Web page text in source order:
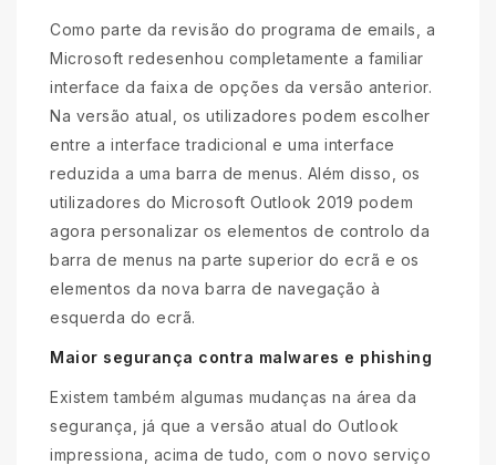
Como parte da revisão do programa de emails, a
Microsoft redesenhou completamente a familiar
interface da faixa de opções da versão anterior.
Na versão atual, os utilizadores podem escolher
entre a interface tradicional e uma interface
reduzida a uma barra de menus. Além disso, os
utilizadores do Microsoft Outlook 2019 podem
agora personalizar os elementos de controlo da
barra de menus na parte superior do ecrã e os
elementos da nova barra de navegação à
esquerda do ecrã.
Maior segurança contra malwares e phishing
Existem também algumas mudanças na área da
segurança, já que a versão atual do Outlook
impressiona, acima de tudo, com o novo serviço